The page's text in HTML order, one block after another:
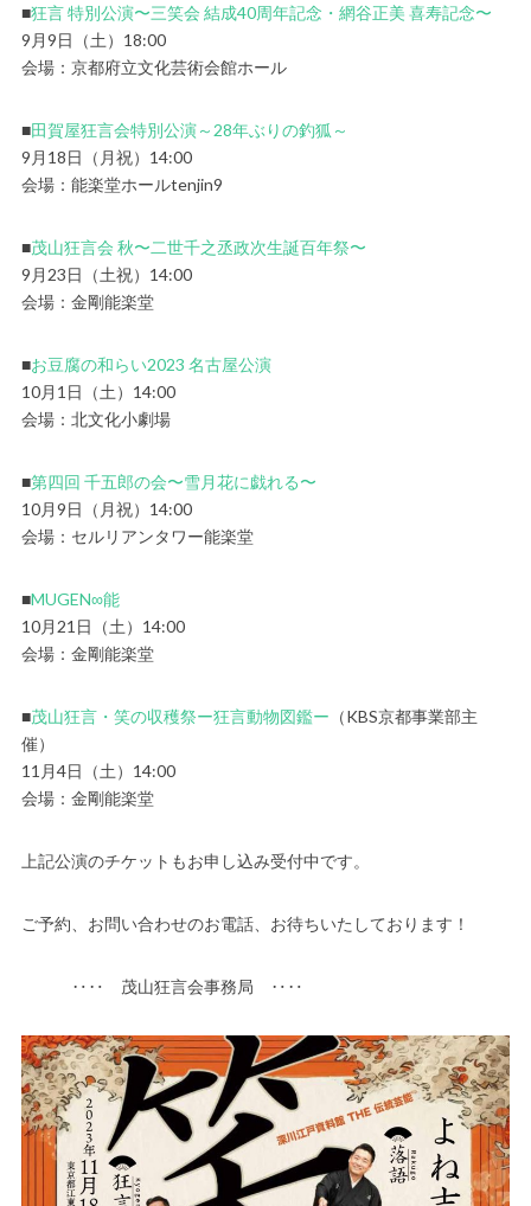
■狂言 特別公演〜三笑会 結成40周年記念・網谷正美 喜寿記念〜
9月9日（土）18:00
会場：京都府立文化芸術会館ホール
■田賀屋狂言会特別公演～28年ぶりの釣狐～
9月18日（月祝）14:00
会場：能楽堂ホールtenjin9
■茂山狂言会 秋〜二世千之丞政次生誕百年祭〜
9月23日（土祝）14:00
会場：金剛能楽堂
■お豆腐の和らい2023 名古屋公演
10月1日（土）14:00
会場：北文化小劇場
■第四回 千五郎の会〜雪月花に戯れる〜
10月9日（月祝）14:00
会場：セルリアンタワー能楽堂
■MUGEN∞能
10月21日（土）14:00
会場：金剛能楽堂
■茂山狂言・笑の収穫祭ー狂言動物図鑑ー （KBS京都事業部主
催）
11月4日（土）14:00
会場：金剛能楽堂
上記公演のチケットもお申し込み受付中です。
ご予約、お問い合わせのお電話、お待ちいたしております！
‥‥ 茂山狂言会事務局 ‥‥